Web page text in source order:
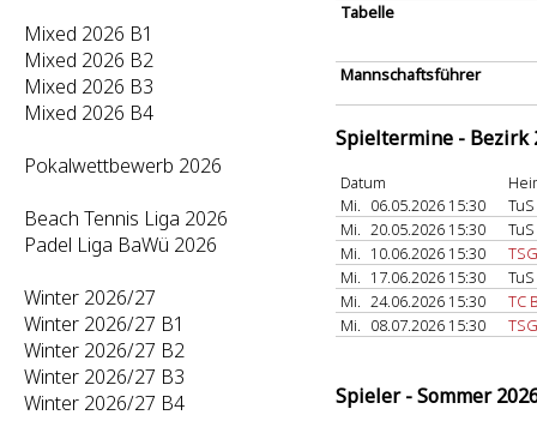
Mixed 2026 B1
Mixed 2026 B2
Mixed 2026 B3
Mixed 2026 B4
Pokalwettbewerb 2026
Beach Tennis Liga 2026
Padel Liga BaWü 2026
Winter 2026/27
Winter 2026/27 B1
Winter 2026/27 B2
Winter 2026/27 B3
Winter 2026/27 B4
Tabelle
Mannschaftsführer
Spieltermine - Bezirk
Datum
Mi. 06.05.2026 15:30
Mi. 20.05.2026 15:30
Mi. 10.06.2026 15:30
Mi. 17.06.2026 15:30
Mi. 24.06.2026 15:30
TC
Mi. 08.07.2026 15:30
Spieler - Sommer